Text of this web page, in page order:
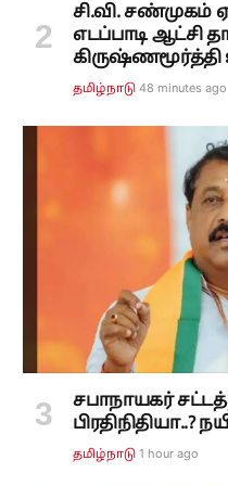
சி.வி.
எடப்பாடி ஆட்சி
கிருஷ்ணமூர்த்தி
தமிழ்நாடு 48 minutes ago
சபாநாயகர்
பிரதிநிதியா..?
தமிழ்நாடு 1 hour ago